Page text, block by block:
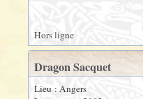
Hors ligne
Dragon Sacquet
Lieu : Angers